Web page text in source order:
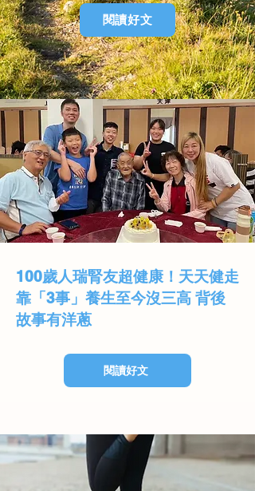
閱讀好文
100歲人瑞腎友超健康！天天健走
靠「3事」養生至今沒三高 背後
故事有洋蔥
閱讀好文